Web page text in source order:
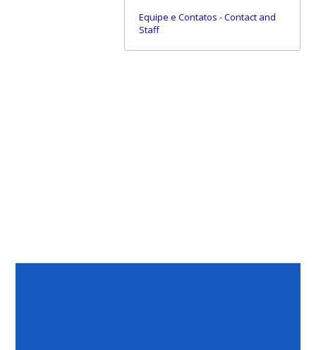
Equipe e Contatos -Contact and
Staff